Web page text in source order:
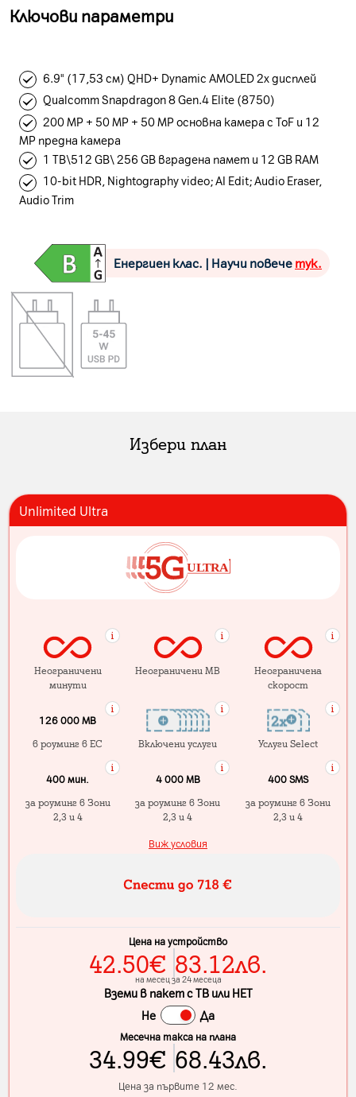
Ключови параметри
6.9" (17,53 см) QHD+ Dynamic AMOLED 2x дисплей
Qualcomm Snapdragon 8 Gen.4 Elite (8750)
200 MP + 50 MP + 50 MP основна камера с ToF и 12
MP предна камера
1 TB\512 GB\ 256 GB вградена памет и 12 GB RAM
10-bit HDR, Nightography video; AI Edit; Audio Eraser,
Audio Trim
Енергиен клас. | Научи повече тук.
Избери план
Unlimited Ultra
Неограничени
минути
Неограничени MB
Неограничена
скорост
126 000 MB
в роуминг в ЕС
Включени услуги Услуги Select
400 мин.
за роуминг в Зони
2,3 и 4
4 000 МB
за роуминг в Зони
2,3 и 4
400 SMS
за роуминг в Зони
2,3 и 4
Виж условия
Цена на устройство
42.50€ 83.12лв.
на месец за 24 месеца
Вземи в пакет с ТВ или НЕТ
Не
Да
Месечна такса на плана
34.99€ 68.43лв.
Цена за първите 12 мес.